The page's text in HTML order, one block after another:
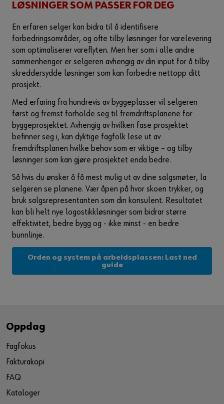
LØSNINGER SOM PASSER FOR DEG
En erfaren selger kan bidra til å identifisere
forbedringsområder, og ofte tilby løsninger for varelevering
som optimaliserer vareflyten. Men her som i alle andre
sammenhenger er selgeren avhengig av din input for å tilby
skreddersydde løsninger som kan forbedre nettopp ditt
prosjekt.
Med erfaring fra hundrevis av byggeplasser vil selgeren
først og fremst forholde seg til fremdriftsplanene for
byggeprosjektet. Avhengig av hvilken fase prosjektet
befinner seg i, kan dyktige fagfolk lese ut av
fremdriftsplanen hvilke behov som er viktige – og tilby
løsninger som kan gjøre prosjektet enda bedre.
Så hvis du ønsker å få mest mulig ut av dine salgsmøter, la
selgeren se planene. Vær åpen på hvor skoen trykker, og
bruk salgsrepresentanten som din konsulent. Resultatet
kan bli helt nye logostikkløsninger som bidrar større
effektivitet, bedre bygg og - ikke minst - en bedre
bunnlinje.
Orden og system på arbeidsplassen: Last ned
guide
Oppdag
Fagfokus
Fakturakopi
FAQ
Kataloger